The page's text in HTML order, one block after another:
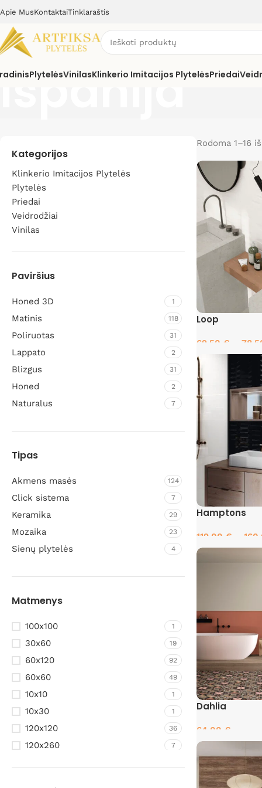
Apie MusKontaktaiTinklaraštis
PlytelėsVinilasKlinkerio Imitacijos PlytelėsPriedai
Ispanija
Kategorijos
Klinkerio Imitacijos Plytelės
Plytelės
Priedai
Veidrodžiai
Vinilas
Paviršius
Honed 3D 1
Matinis 118
Poliruotas 31
Lappato 2
Blizgus 31
Honed 2
Naturalus 7
Tipas
Akmens masės 124
Click sistema 7
Keramika 29
Mozaika 23
Sienų plytelės 4
Matmenys
100x100 1
30x60 19
60x120 92
60x60 49
10x10 1
10x30 1
120x120 36
120x260 7
Rodoma 1–16
Loop
69.50 €
Pasirinkti
Hamptons
119.00 €
Dahlia
64.00 €